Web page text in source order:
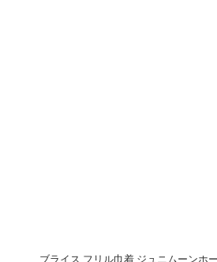
ブライス フリル巾着 ジュニムーンホ